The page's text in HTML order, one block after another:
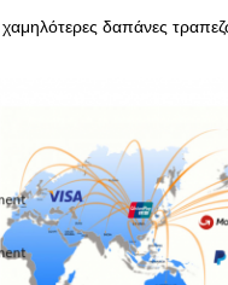
δαπάνες